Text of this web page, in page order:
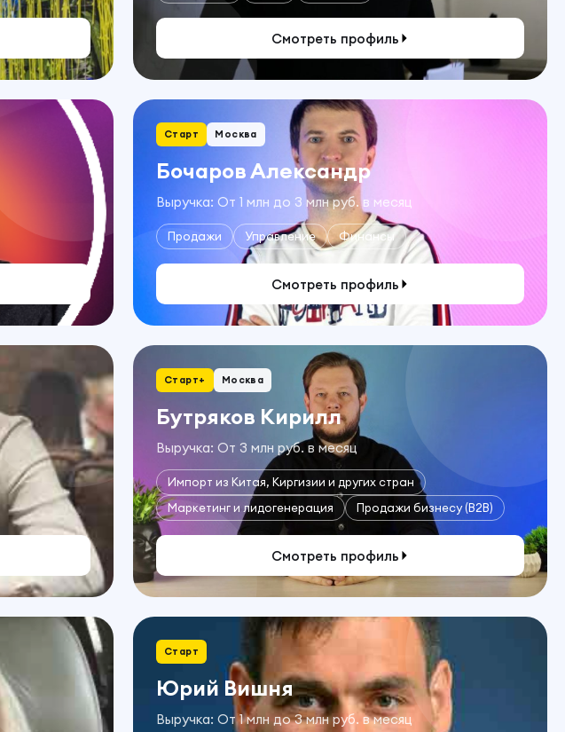
Смотреть профиль
Старт Москва
Бочаров Александр
Выручка: От 1 млн до 3 млн руб. в месяц
Продажи Управление Финансы
Смотреть профиль
Старт+ Москва
Бутряков Кирилл
Выручка: От 3 млн руб. в месяц
Импорт из Китая, Киргизии и других стран
Маркетинг и лидогенерация
Продажи бизнесу (B2B)
Смотреть профиль
Старт
Юрий Вишня
Выручка: От 1 млн до 3 млн руб. в месяц